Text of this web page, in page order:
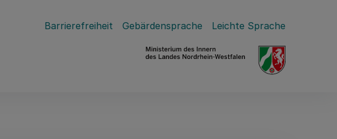
Barrierefreiheit Gebärdensprache Leichte Sprache